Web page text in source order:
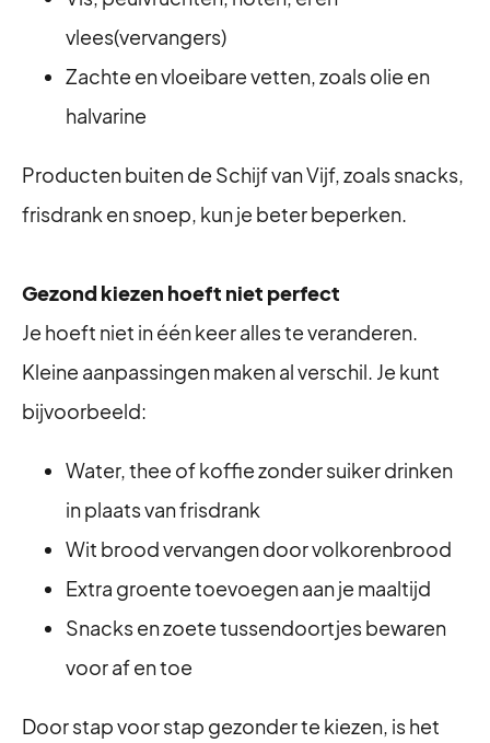
vlees(vervangers)
Zachte en vloeibare vetten, zoals olie en
halvarine
Producten buiten de Schijf van Vijf, zoals snacks,
frisdrank en snoep, kun je beter beperken.
Gezond kiezen hoeft niet perfect
Je hoeft niet in één keer alles te veranderen.
Kleine aanpassingen maken al verschil. Je kunt
bijvoorbeeld:
Water, thee of koffie zonder suiker drinken
in plaats van frisdrank
Wit brood vervangen door volkorenbrood
Extra groente toevoegen aan je maaltijd
Snacks en zoete tussendoortjes bewaren
voor af en toe
Door stap voor stap gezonder te kiezen, is het